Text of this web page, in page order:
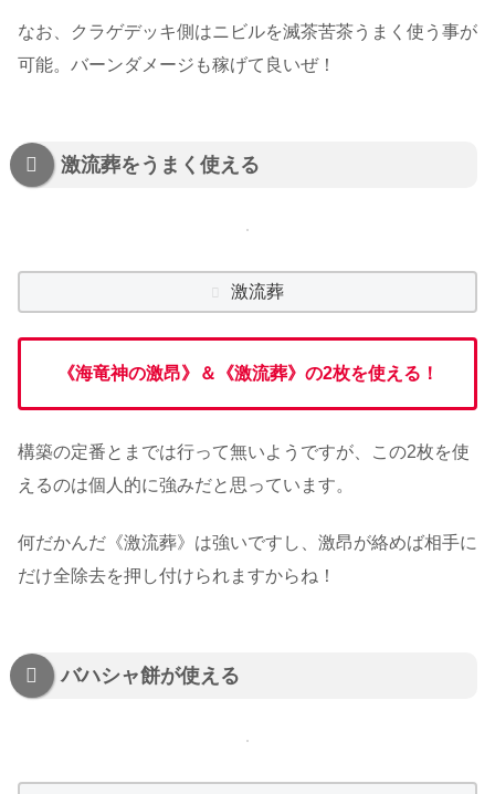
なお、クラゲデッキ側はニビルを滅茶苦茶うまく使う事が
可能。バーンダメージも稼げて良いぜ！
激流葬をうまく使える
激流葬
《海竜神の激昂》＆《激流葬》の2枚を使える！
構築の定番とまでは行って無いようですが、この2枚を使
えるのは個人的に強みだと思っています。
何だかんだ《激流葬》は強いですし、激昂が絡めば相手に
だけ全除去を押し付けられますからね！
バハシャ餅が使える